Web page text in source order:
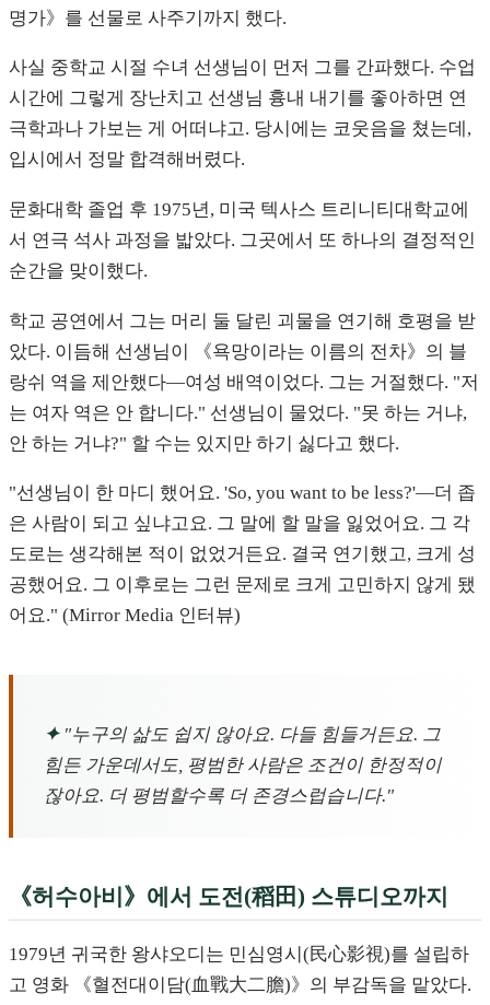
명가》를 선물로 사주기까지 했다.
사실 중학교 시절 수녀 선생님이 먼저 그를 간파했다. 수업
시간에 그렇게 장난치고 선생님 흉내 내기를 좋아하면 연
극학과나 가보는 게 어떠냐고. 당시에는 코웃음을 쳤는데,
입시에서 정말 합격해버렸다.
문화대학 졸업 후 1975년, 미국 텍사스 트리니티대학교에
서 연극 석사 과정을 밟았다. 그곳에서 또 하나의 결정적인
순간을 맞이했다.
학교 공연에서 그는 머리 둘 달린 괴물을 연기해 호평을 받
았다. 이듬해 선생님이 《욕망이라는 이름의 전차》의 블
랑쉬 역을 제안했다—여성 배역이었다. 그는 거절했다. "저
는 여자 역은 안 합니다." 선생님이 물었다. "못 하는 거냐,
안 하는 거냐?" 할 수는 있지만 하기 싫다고 했다.
"선생님이 한 마디 했어요. 'So, you want to be less?'—더 좁
은 사람이 되고 싶냐고요. 그 말에 할 말을 잃었어요. 그 각
도로는 생각해본 적이 없었거든요. 결국 연기했고, 크게 성
공했어요. 그 이후로는 그런 문제로 크게 고민하지 않게 됐
어요." (Mirror Media 인터뷰)
✦"누구의 삶도 쉽지 않아요. 다들 힘들거든요. 그
힘든 가운데서도, 평범한 사람은 조건이 한정적이
잖아요. 더 평범할수록 더 존경스럽습니다."
《허수아비》에서 도전(稻田) 스튜디오까지
1979년 귀국한 왕샤오디는 민심영시(民心影視)를 설립하
고 영화 《혈전대이담(血戰大二膽)》의 부감독을 맡았다.